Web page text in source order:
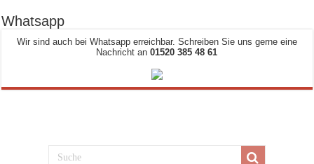
Whatsapp
Wir sind auch bei Whatsapp erreichbar. Schreiben Sie uns gerne eine
Nachricht an01520 385 48 61